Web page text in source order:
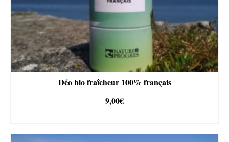
Déo bio fraîcheur 100% français
9,00€